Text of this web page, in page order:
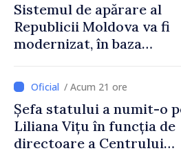
Sistemul de apărare al
Republicii Moldova va fi
modernizat, în baza
implementare a Strategiei
Naționale de Apărare
/ Acum 21 ore
Șefa statului a numit-o
Liliana Vițu în funcția de
directoare a Centrului